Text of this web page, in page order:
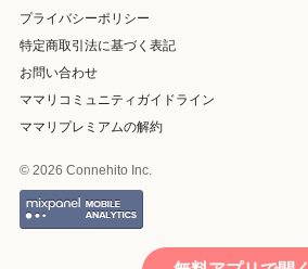
プライバシーポリシー
特定商取引法に基づく表記
お問い合わせ
ママリコミュニティガイドライン
ママリプレミアムの解約
© 2026 Connehito Inc.